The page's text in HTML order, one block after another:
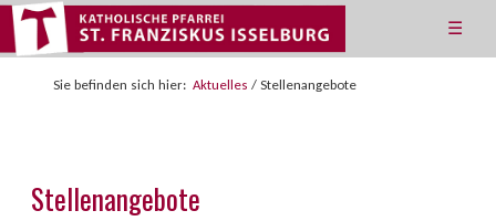
☰
Sie befinden sich hier: Aktuelles / Stellenangebote
Stellenangebote